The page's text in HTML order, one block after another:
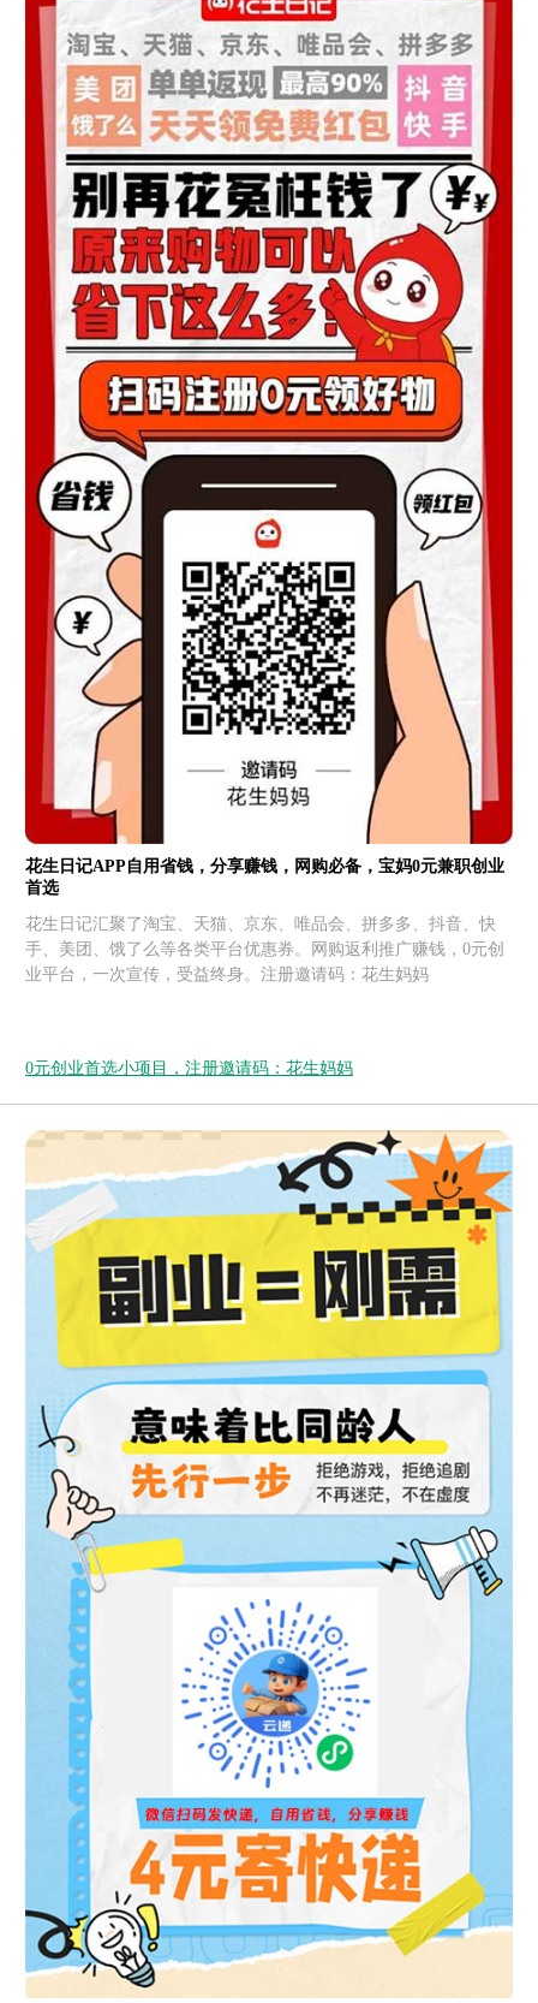
花生日记APP自用省钱，分享赚钱，网购必备，宝妈0元兼职创业
首选
花生日记汇聚了淘宝、天猫、京东、唯品会、拼多多、抖音、快
手、美团、饿了么等各类平台优惠券。网购返利推广赚钱，0元创
业平台，一次宣传，受益终身。注册邀请码：花生妈妈
0元创业首选小项目，注册邀请码：花生妈妈